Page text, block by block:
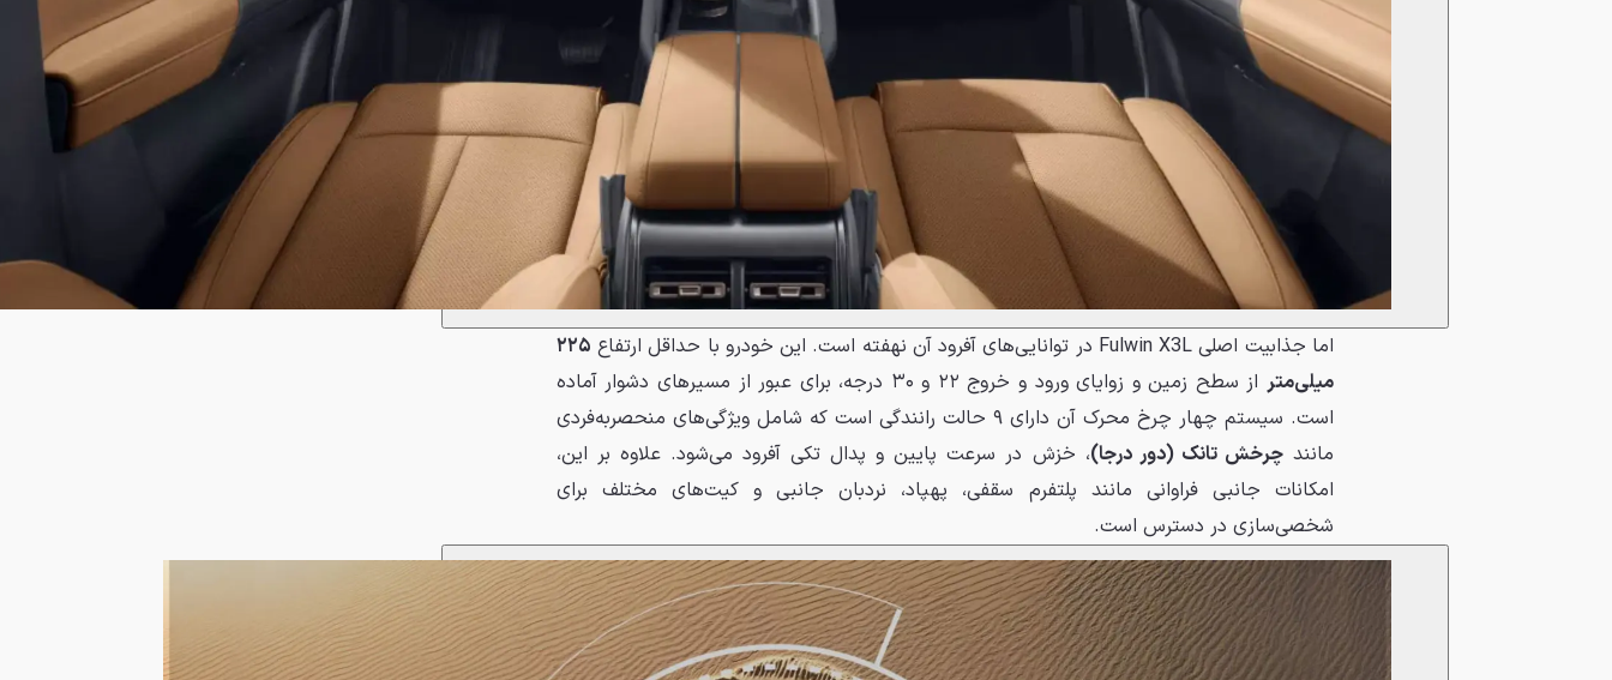
اما جذابیت اصلی Fulwin X3L در توانایی‌های آفرود آن نهفته است. این خودرو با حداقل ارتفاع
۲۲۵
میلی‌متر
از سطح زمین و زوایای ورود و خروج ۲۲ و ۳۰ درجه، برای عبور از مسیرهای دشوار آماده
است. سیستم چهار چرخ محرک آن دارای ۹ حالت رانندگی است که شامل ویژگی‌های منحصربه‌فردی
مانندچرخش تانک (دور درجا)، خزش در سرعت پایین و پدال تکی آفرود می‌شود. علاوه بر این،
امکانات جانبی فراوانی مانند پلتفرم سقفی، پهپاد، نردبان جانبی و کیت‌های مختلف برای
شخصی‌سازی در دسترس است.